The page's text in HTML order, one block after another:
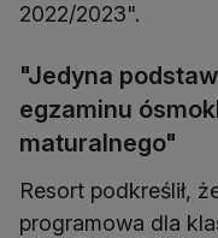
2022/2023".
"Jedyna
egzaminu
maturalnego"
Resort podkreślił,
programowa dla